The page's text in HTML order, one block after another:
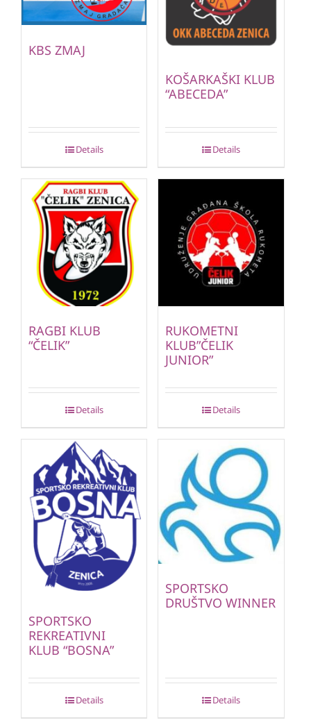
KBS ZMAJ
Details
KOŠARKAŠKI KLUB
“ABECEDA”
Details
RAGBI KLUB
“ČELIK”
Details
RUKOMETNI
KLUB”ČELIK
JUNIOR”
Details
SPORTSKO
REKREATIVNI
KLUB “BOSNA”
Details
SPORTSKO
DRUŠTVO WINNER
Details